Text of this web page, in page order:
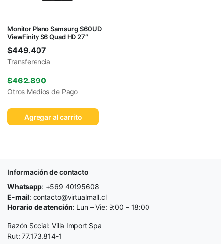
Monitor Plano Samsung S60UD
ViewFinity S6 Quad HD 27″
$449.407
Transferencia
$462.890
Otros Medios de Pago
Agregar al carrito
Información de contacto
Whatsapp: +569 40195608
E-mail: contacto@virtualmall.cl
Horario de atención: Lun – Vie: 9:00 – 18:00
Razón Social: Villa Import Spa
Rut: 77.173.814-1